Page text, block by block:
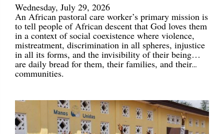
Wednesday, July 29, 2026
An African pastoral care worker’s primary mission is
to tell people of African descent that God loves them
in a context of social coexistence where violence,
mistreatment, discrimination in all spheres, injustice
in all its forms, and the invisibility of their being…
are daily bread for them, their families, and their
communities.